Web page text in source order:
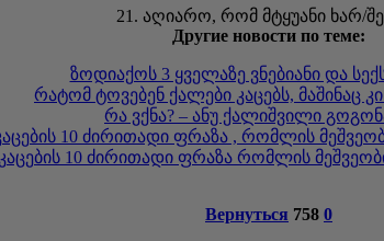
21. აღიარო, რომ მტყუანი ხარ/
Другие новости по теме:
ზოდიაქოს 3 ყველაზე ვნებიანი და
რატომ ტოვებენ ქალები კაცებს, მაშინაც
რა ვქნა? – ანუ ქალიშვილი
10 ძირითადი ფრაზა , რომლის
10 ძირითადი ფრაზა რომლის
Вернуться 758 0